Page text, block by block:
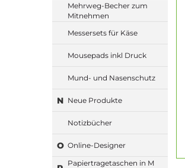
Mehrweg-Becher zum
Mitnehmen
Messersets für Käse
Mousepads inkl Druck
Mund- und Nasenschutz
N Neue Produkte
Notizbücher
O Online-Designer
Papiertragetaschen in M